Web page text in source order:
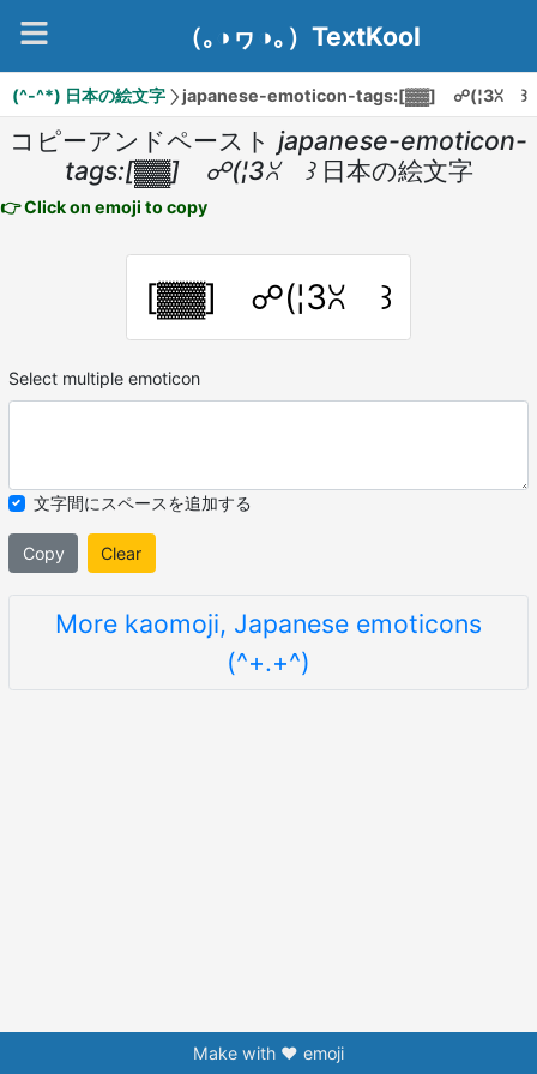
（｡◑ヮ◑｡）TextKool
(^-^*) 日本の絵文字 japanese-emoticon-tags:[▓▓] ☍(¦3ꇤ ꒱
コピーアンドペースト japanese-emoticon-
tags:[▓▓] ☍(¦3ꇤ ꒱ 日本の絵文字
👉 Click on emoji to copy
[▓▓] ☍(¦3ꇤ ꒱
Select multiple emoticon
文字間にスペースを追加する
Copy Clear
More kaomoji, Japanese emoticons
(^+.+^)
Make with ❤️ emoji